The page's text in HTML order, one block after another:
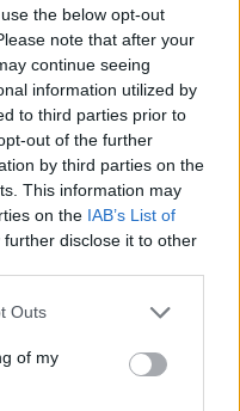
the below opt-out
note that after your
continue seeing
information utilized by
to third parties prior to
out of the further
by third parties on the
This information may
on the IAB’s List of
further disclose it to other
Outs
of my